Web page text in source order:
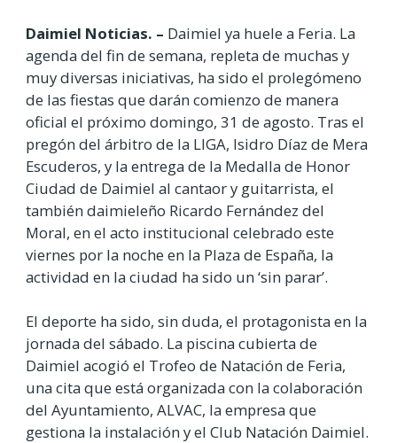
Daimiel Noticias. – Daimiel ya huele a Feria. La
agenda del fin de semana, repleta de muchas y
muy diversas iniciativas, ha sido el prolegómeno
de las fiestas que darán comienzo de manera
oficial el próximo domingo, 31 de agosto. Tras el
pregón del árbitro de la LIGA, Isidro Díaz de Mera
Escuderos, y la entrega de la Medalla de Honor
Ciudad de Daimiel al cantaor y guitarrista, el
también daimieleño Ricardo Fernández del
Moral, en el acto institucional celebrado este
viernes por la noche en la Plaza de España, la
actividad en la ciudad ha sido un ‘sin parar’.
El deporte ha sido, sin duda, el protagonista en la
jornada del sábado. La piscina cubierta de
Daimiel acogió el Trofeo de Natación de Feria,
una cita que está organizada con la colaboración
del Ayuntamiento, ALVAC, la empresa que
gestiona la instalación y el Club Natación Daimiel.